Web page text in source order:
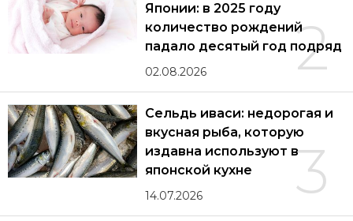
2
Японии: в 2025 году
количество рождений
падало десятый год подряд
02.08.2026
3
Сельдь иваси: недорогая и
вкусная рыба, которую
издавна используют в
японской кухне
14.07.2026